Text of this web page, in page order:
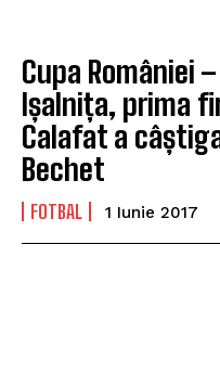
Cupa României
Ișalnița, prima
Calafat a
Bechet
FOTBAL 1 Iunie 2017